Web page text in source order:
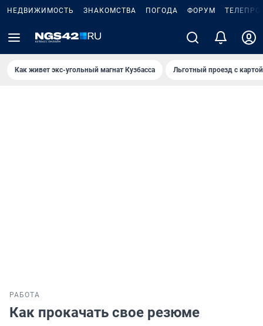
НЕДВИЖИМОСТЬ ЗНАКОМСТВА ПОГОДА ФОРУМ
Как живет экс-угольный магнат Кузбасса Льготный проезд с
РАБОТА
Как прокачать свое резюме